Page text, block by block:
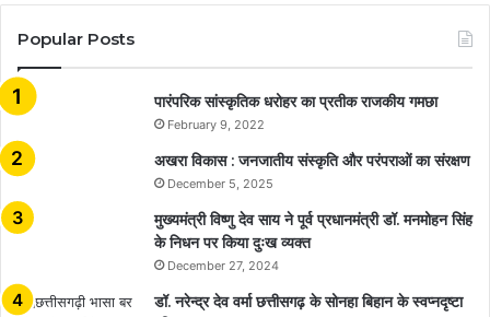
Popular Posts
​​​​​​​पारंपरिक सांस्कृतिक धरोहर का प्रतीक राजकीय गमछा
February 9, 2022
अखरा विकास : जनजातीय संस्कृति और परंपराओं का संरक्षण
December 5, 2025
मुख्यमंत्री विष्णु देव साय ने पूर्व प्रधानमंत्री डॉ. मनमोहन सिंह
के निधन पर किया दुःख व्यक्त
December 27, 2024
डॉ. नरेन्द्र देव वर्मा छत्तीसगढ़ के सोनहा बिहान के स्वप्नदृष्टा